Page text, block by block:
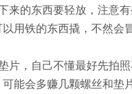
来的东西要轻放，注意
用铁的东西撬，不然会
片，自己不懂最好先拍
能会多赚几颗螺丝和垫片